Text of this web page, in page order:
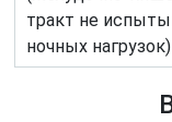
тракт не
ночных нагрузок)